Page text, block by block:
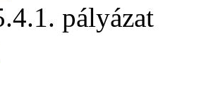
pályázat